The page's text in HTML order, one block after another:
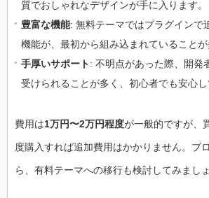
質でおしゃれなデザインが手に入ります。
豊富な機能: 無料テーマではプラグインで
機能が、最初から組み込まれていることが
手厚いサポート: 不明点があった際、開発
受けられることが多く、初心者でも安心し
費用は1万円〜2万円程度が一般的ですが、
度購入すれば追加費用はかかりません。ブ
ら、有料テーマへの移行も検討してみましょ